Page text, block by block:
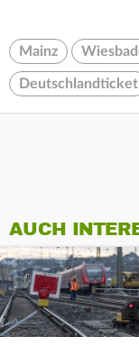
Mainz
Deutschlandticket
AUCH